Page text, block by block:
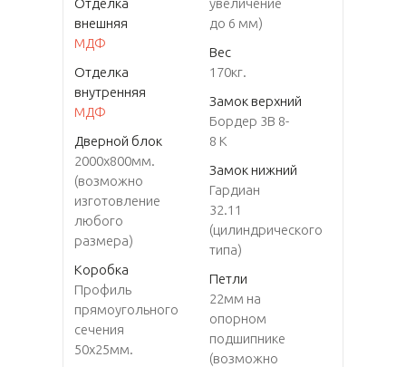
Отделка
внешняя
МДФ
Отделка
внутренняя
МДФ
Дверной блок
2000х800мм.
(возможно
изготовление
любого
размера)
Коробка
Профиль
прямоугольного
сечения
50x25мм.
увеличение
до 6 мм)
Вес
170кг.
Замок верхний
Бордер 3В 8-
8 К
Замок нижний
Гардиан
32.11
(цилиндрического
типа)
Петли
22мм на
опорном
подшипнике
(возможно